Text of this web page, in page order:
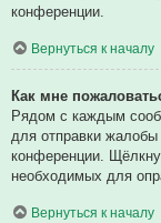
конференции.
Вернуться к началу
Как мне
Рядом с каждым
для отправки
конференции.
необходимых для
Вернуться к началу